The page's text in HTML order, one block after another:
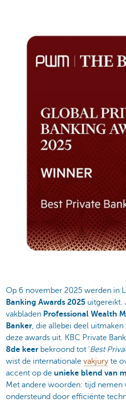
Op 6 november 2025 werden in
Banking Awards 2025 uitgereikt.
vakbladen Professional Wealth
Banker, die allebei deel uitmaken
deze awards uit. KBC Private
8de keer bekroond tot 'Best
wist de internationale vakjury te
accent op de unieke blend van
Met andere woorden: tijd nemen
ondersteund door efficiënte